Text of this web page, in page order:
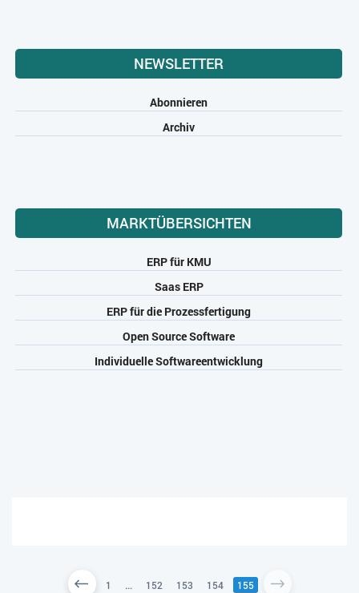
NEWSLETTER
Abonnieren
Archiv
MARKTÜBERSICHTEN
ERP für KMU
Saas ERP
ERP für die Prozessfertigung
Open Source Software
Individuelle Softwareentwicklung
1 ... 152 153 154 155